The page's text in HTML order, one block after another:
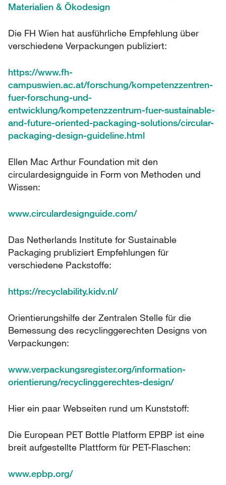
Materialien & Ökodesign
Die FH Wien hat ausführliche Empfehlung über
verschiedene Verpackungen publiziert:
https://www.fh-
campuswien.ac.at/forschung/kompetenzzentren-
fuer-forschung-und-
entwicklung/kompetenzzentrum-fuer-sustainable-
and-future-oriented-packaging-solutions/circular-
packaging-design-guideline.html
Ellen Mac Arthur Foundation mit den
circulardesignguide in Form von Methoden und
Wissen:
www.circulardesignguide.com/
Das Netherlands Institute for Sustainable
Packaging prubliziert Empfehlungen für
verschiedene Packstoffe:
https://recyclability.kidv.nl/
Orientierungshilfe der Zentralen Stelle für die
Bemessung des recyclinggerechten Designs von
Verpackungen:
www.verpackungsregister.org/information-
orientierung/recyclinggerechtes-design/
Hier ein paar Webseiten rund um Kunststoff:
Die European PET Bottle Platform EPBP ist eine
breit aufgestellte Plattform für PET-Flaschen:
www.epbp.org/